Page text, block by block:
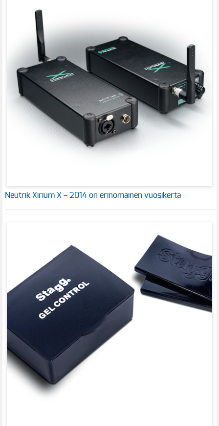
Neutrik Xirium X – 2014 on erinomainen vuosikerta